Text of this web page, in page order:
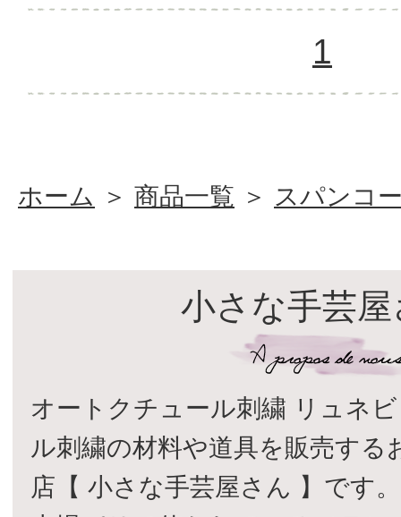
1
ホーム ＞ 商品一覧 ＞ スパンコ
小さな手芸
オートクチュール刺繍 リュネビ
ル刺繍の材料や道具を販売する
店【 小さな手芸屋さん 】です。